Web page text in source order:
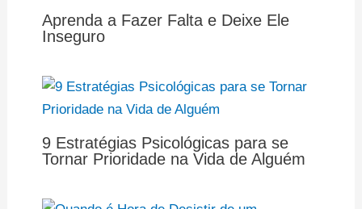
Aprenda a Fazer Falta e Deixe Ele
Inseguro
9 Estratégias Psicológicas para se
Tornar Prioridade na Vida de Alguém